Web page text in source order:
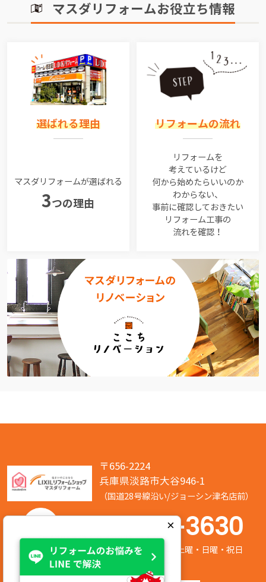
マスダリフォームお役立ち情報
選ばれる理由
マスダリフォームが選ばれる
3つの理由
リフォームの流れ
リフォームを
考えているけど
何から始めたらいいのか
わからない、
事前に確認しておきたい
リフォーム工事の
流れを確認！
〒656-2224
兵庫県淡路市大谷946-1
（国道28号線沿い/ジョーシン津名店前）
050-7586-3630
営業時間:8:00～17:00 定休日:第2/第4土曜・日曜・祝日
×